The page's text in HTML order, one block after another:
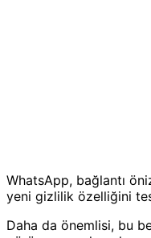
WhatsApp, bağlantı
yeni gizlilik özelliğini
Daha da önemlisi, bu